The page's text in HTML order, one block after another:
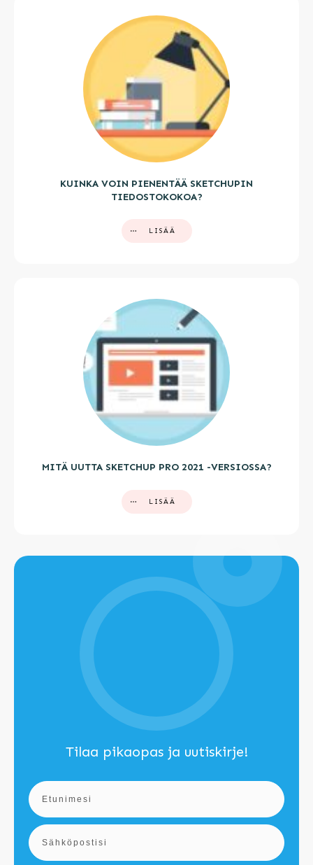
KUINKA VOIN PIENENTÄÄ SKETCHUPIN
TIEDOSTOKOKOA?
LISÄÄ
MITÄ UUTTA SKETCHUP PRO 2021 -VERSIOSSA?
LISÄÄ
Tilaa pikaopas ja uutiskirje!